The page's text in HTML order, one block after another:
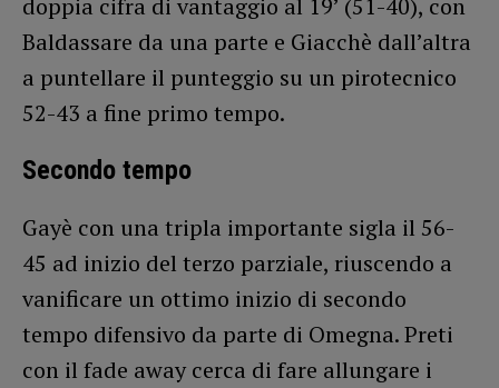
Baldassare da una parte e Giacchè dall’altra
a puntellare il punteggio su un pirotecnico
52-43 a fine primo tempo.
Secondo tempo
Gayè con una tripla importante sigla il 56-
45 ad inizio del terzo parziale, riuscendo a
vanificare un ottimo inizio di secondo
tempo difensivo da parte di Omegna. Preti
con il fade away cerca di fare allungare i